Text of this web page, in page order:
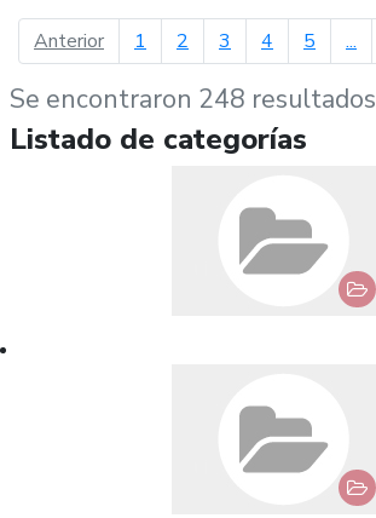
Anteriorpágina anterior
1 2 3 4 5 ...
Se encontraron 248 resultados
Listado de categorías